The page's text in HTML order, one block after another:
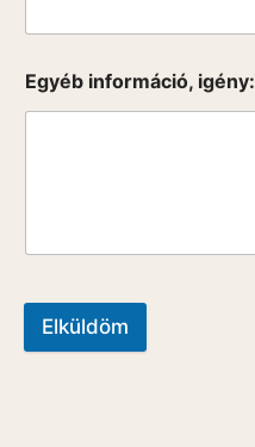
Egyéb információ, igény:
Elküldöm